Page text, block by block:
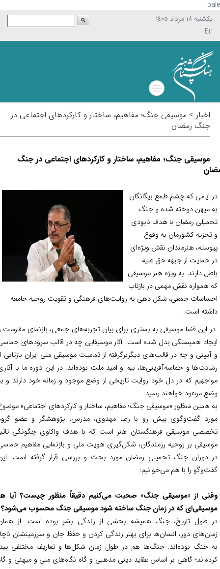
يکشنبه ١٨ مرداد ١٤٠٥
اخبار > موسیقی جنگ؛ مفاهیم، ساختار و کارکردهای اجتماعی در
جنگ رمضان
موسیقی جنگ؛ مفاهیم، ساختار و کارکردهای اجتماعی در جنگ
ایامی که چشم طمع بیگانگان
میهن دوخته شده و جنگ
رمضان با هدف نابودی
کشورمان به وقوع
هنرمندان نقش ویژه‌ای
حمایت از جبهه حق علیه
دارند. به ویژه هنر موسیقی
همواره نقش مهمی در بازتاب
جمعی، شکل دهی به روایت‌های فرهنگی و تقویت روحیه جامعه
است.
این فضا موسیقی به بستری برای بیان تجربه‌های جمعی، بازنمای مقاومت و
همبستگی بدل شده است. آثار موسیقایی چه در قالب سرودهای حماسی
و چه در قالب‌های دیگربرگرفته از تمامیت موسیقی ملی ایران بازتابی از
و حماسه‌آفرینی‌ها، بیم و امید ملت بوده‌اند. در این دوره ما با آثاری
که در دل خود روایت تاریخی از وضع موجود و زمانه خود دارند و به
موعود خواهند رسید.
همین منظور «موسیقی جنگ؛ مفاهیم، ساختار و کارکردهای اجتماعی» موضوع
گفت‌وگوی پیش رو با رضا مهدوی، مدرس، پژوهشگر و عضو گروه
موسیقی فرهنگستان هنر است که با هدف واکاوی چگونگی تاثیر
بر روحیه رزمندگان، شکل‌گیری هویت ملی و بازنمایی مفاهیم حماسی
دوران جنگ تحمیلی رمضان مورد بحث و بررسی قرار گرفته است. این
را با هم می‌خوانیم:
از «موسیقی جنگ» صحبت می‌کنیم دقیقاً منظور چیست؟ آیا هر
که در زمان جنگ ساخته شود موسیقی جنگ محسوب می‌شود؟
طول تاریخ، جنگ همیشه بخشی از زندگی بشر بوده است. از همان
دور، انسان‌ها برای بهتر زندگی کردن و حفظ جان و سرزمینشان ناچار
جنگ بوده‌اند. جنگ‌ها هم در طول زمان شکل‌ها و تعاریف‌ مختلفی پیدا
گاهی بر اساس عقاید دینی مذهبی و گاه نگاه‌های ملی و میهنی و گاه